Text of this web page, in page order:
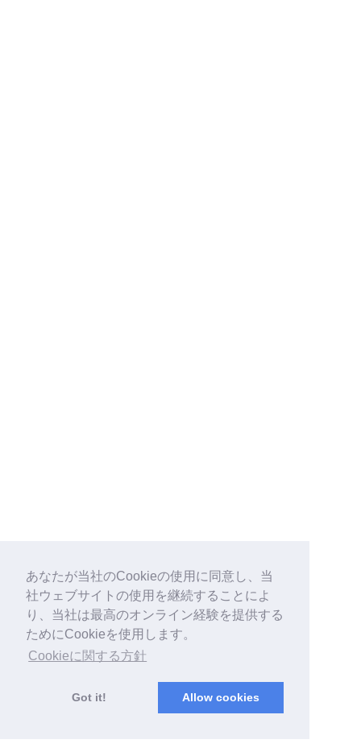
あなたが当社のCookieの使用に同意し、当
社ウェブサイトの使用を継続することによ
り、当社は最高のオンライン経験を提供する
ためにCookieを使用します。
Cookieに関する方針
Got it! Allow cookies